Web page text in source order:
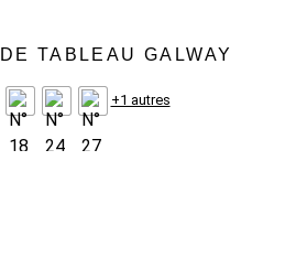
TABLEAU GALWAY
+1 autres